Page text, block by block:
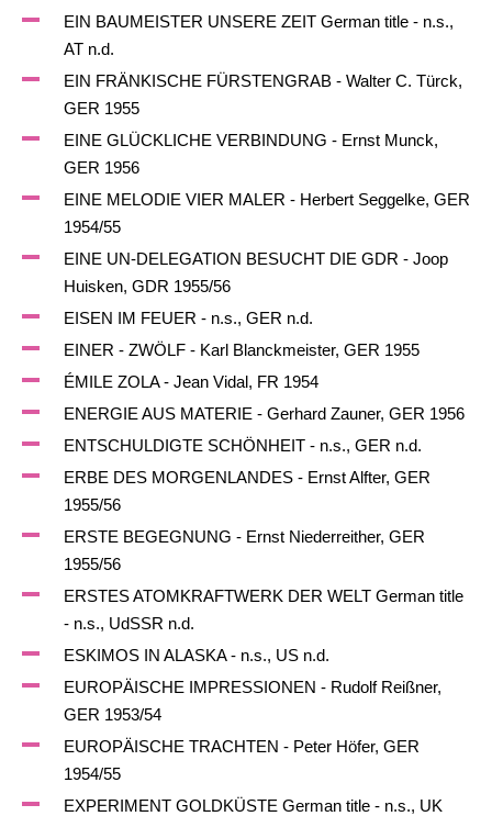
EIN BAUMEISTER UNSERE ZEIT German title - n.s.,
AT n.d.
EIN FRÄNKISCHE FÜRSTENGRAB - Walter C. Türck,
GER 1955
EINE GLÜCKLICHE VERBINDUNG - Ernst Munck,
GER 1956
EINE MELODIE VIER MALER - Herbert Seggelke, GER
1954/55
EINE UN-DELEGATION BESUCHT DIE GDR - Joop
Huisken, GDR 1955/56
EISEN IM FEUER - n.s., GER n.d.
EINER - ZWÖLF - Karl Blanckmeister, GER 1955
ÉMILE ZOLA - Jean Vidal, FR 1954
ENERGIE AUS MATERIE - Gerhard Zauner, GER 1956
ENTSCHULDIGTE SCHÖNHEIT - n.s., GER n.d.
ERBE DES MORGENLANDES - Ernst Alfter, GER
1955/56
ERSTE BEGEGNUNG - Ernst Niederreither, GER
1955/56
ERSTES ATOMKRAFTWERK DER WELT German title
- n.s., UdSSR n.d.
ESKIMOS IN ALASKA - n.s., US n.d.
EUROPÄISCHE IMPRESSIONEN - Rudolf Reißner,
GER 1953/54
EUROPÄISCHE TRACHTEN - Peter Höfer, GER
1954/55
EXPERIMENT GOLDKÜSTE German title - n.s., UK